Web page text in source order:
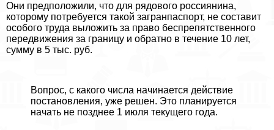
Они предположили, что для рядового россиянина,
которому потребуется такой загранпаспорт, не составит
особого труда выложить за право беспрепятственного
передвижения за границу и обратно в течение 10 лет,
сумму в 5 тыс. руб.
Вопрос, с какого числа начинается действие
постановления, уже решен. Это планируется
начать не позднее 1 июля текущего года.